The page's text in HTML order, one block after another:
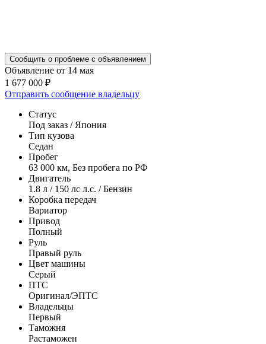
Сообщить о проблеме с объявлением
Объявление от 14 мая
1 677 000 ₽
Отправить сообщение владельцу
Статус
Под заказ / Япония
Тип кузова
Седан
Пробег
63 000 км, Без пробега по РФ
Двигатель
1.8 л / 150 лс л.с. / Бензин
Коробка передач
Вариатор
Привод
Полный
Руль
Правый руль
Цвет машины
Серый
ПТС
Оригинал/ЭПТС
Владельцы
Первый
Таможня
Растаможен